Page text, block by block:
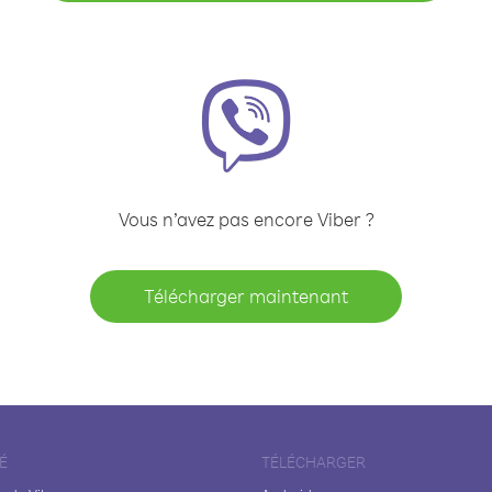
Vous n’avez pas encore Viber ?
Télécharger maintenant
TÉLÉCHARGER